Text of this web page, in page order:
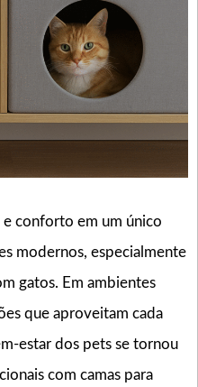
conforto em um único
modernos, especialmente
gatos. Em ambientes
que aproveitam cada
estar dos pets se tornou
com camas para